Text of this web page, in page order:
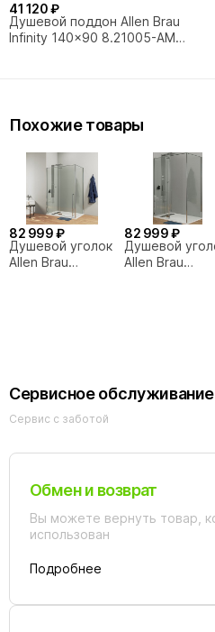
41 120 ₽
Душевой поддон Allen Brau
Infinity 140x90 8.21005-AM
Похожие товары
82 999 ₽
Душевой уголок
Allen Brau
82 999 ₽
Душевой
Allen Brau
Сервисное обслуживание
Сервис с заботой
Обмен и возврат
Вы можете вернуть товар,
использован
Подробнее